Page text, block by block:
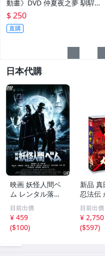
動畫》DVD 仲夏夜之夢 馴駻記
皆大歡喜 等六部 全區 6片裝
$ 250
直購
日本代購
映画 妖怪人間ベ
ム レンタル落ち
中古 DVD ケース
無
目前出價
¥ 459
($100)
新品
忍法伝
VD)
M
目前出價
¥ 2,750
($597)